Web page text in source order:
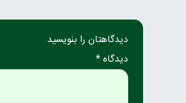
دیدگاهتان را بنویسید
دیدگاه *